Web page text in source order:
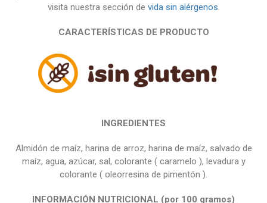
visita nuestra sección de vida sin alérgenos.
CARACTERÍSTICAS DE PRODUCTO
INGREDIENTES
Almidón de maíz, harina de arroz, harina de maíz, salvado de
maíz, agua, azúcar, sal, colorante ( caramelo ), levadura y
colorante ( oleorresina de pimentón ).
INFORMACIÓN NUTRICIONAL (por 100 gramos)